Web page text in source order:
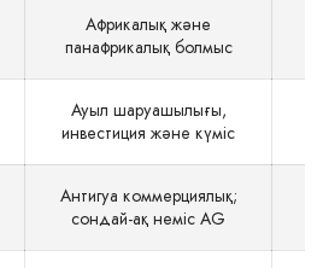
Африкалық және
панафрикалық болмыс
Ауыл шаруашылығы,
инвестиция және күміс
Антигуа коммерциялық;
сондай-ақ неміс AG